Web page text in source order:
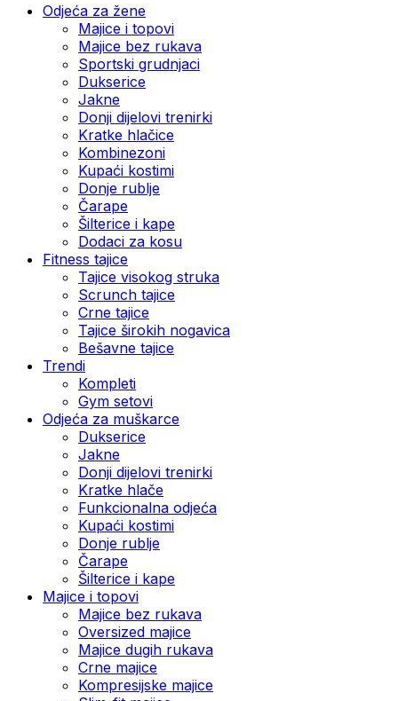
Odjeća za žene
Majice i topovi
Majice bez rukava
Sportski grudnjaci
Dukserice
Jakne
Donji dijelovi trenirki
Kratke hlačice
Kombinezoni
Kupaći kostimi
Donje rublje
Čarape
Šilterice i kape
Dodaci za kosu
Fitness tajice
Tajice visokog struka
Scrunch tajice
Crne tajice
Tajice širokih nogavica
Bešavne tajice
Trendi
Kompleti
Gym setovi
Odjeća za muškarce
Dukserice
Jakne
Donji dijelovi trenirki
Kratke hlače
Funkcionalna odjeća
Kupaći kostimi
Donje rublje
Čarape
Šilterice i kape
Majice i topovi
Majice bez rukava
Oversized majice
Majice dugih rukava
Crne majice
Kompresijske majice